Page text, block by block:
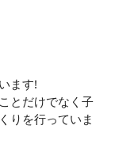
ます!
とだけでなく子
りを行っていま